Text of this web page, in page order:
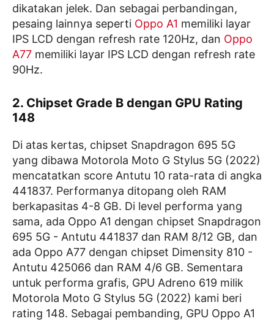
dikatakan jelek. Dan sebagai perbandingan,
pesaing lainnya seperti Oppo A1 memiliki layar
IPS LCD dengan refresh rate 120Hz, dan Oppo
A77 memiliki layar IPS LCD dengan refresh rate
90Hz.
2. Chipset Grade B dengan GPU Rating
148
Di atas kertas, chipset Snapdragon 695 5G
yang dibawa Motorola Moto G Stylus 5G (2022)
mencatatkan score Antutu 10 rata-rata di angka
441837. Performanya ditopang oleh RAM
berkapasitas 4-8 GB. Di level performa yang
sama, ada Oppo A1 dengan chipset Snapdragon
695 5G - Antutu 441837 dan RAM 8/12 GB, dan
ada Oppo A77 dengan chipset Dimensity 810 -
Antutu 425066 dan RAM 4/6 GB. Sementara
untuk performa grafis, GPU Adreno 619 milik
Motorola Moto G Stylus 5G (2022) kami beri
rating 148. Sebagai pembanding, GPU Oppo A1